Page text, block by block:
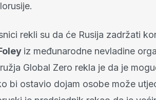
rekli su da će Rusija zadržati
iz međunarodne nevladine
Global Zero rekla je da je
bi ostavio dojam osobe može